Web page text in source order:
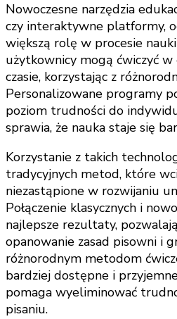
Nowoczesne narzędzia
czy interaktywne platformy,
większą rolę w procesie
użytkownicy mogą ćwiczyć
czasie, korzystając z
Personalizowane programy
poziom trudności do
sprawia, że nauka staje się
Korzystanie z takich
tradycyjnych metod, które
niezastąpione w rozwijaniu
Połączenie klasycznych i
najlepsze rezultaty,
opanowanie zasad pisowni i
różnorodnym metodom
bardziej dostępne i
pomaga wyeliminować
pisaniu.